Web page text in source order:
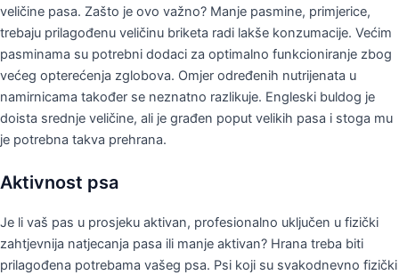
veličine pasa. Zašto je ovo važno? Manje pasmine, primjerice,
trebaju prilagođenu veličinu briketa radi lakše konzumacije. Većim
pasminama su potrebni dodaci za optimalno funkcioniranje zbog
većeg opterećenja zglobova. Omjer određenih nutrijenata u
namirnicama također se neznatno razlikuje. Engleski buldog je
doista srednje veličine, ali je građen poput velikih pasa i stoga mu
je potrebna takva prehrana.
Aktivnost psa
Je li vaš pas u prosjeku aktivan, profesionalno uključen u fizički
zahtjevnija natjecanja pasa ili manje aktivan? Hrana treba biti
prilagođena potrebama vašeg psa. Psi koji su svakodnevno fizički